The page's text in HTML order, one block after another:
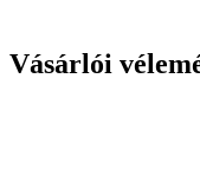
Vásárlói